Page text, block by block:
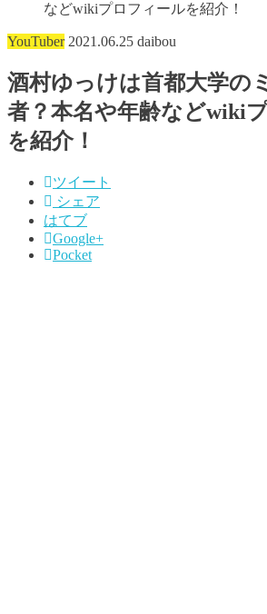
などwikiプロフィールを紹介！
YouTuber 2021.06.25 daibou
酒村ゆっけは首都大学の
者？本名や年齢などwiki
を紹介！
ツイート
シェア
はてブ
Google+
Pocket